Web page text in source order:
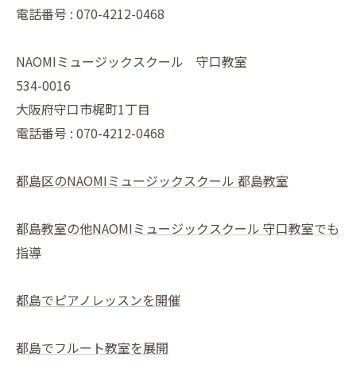
電話番号 : 070-4212-0468
NAOMIミュージックスクール 守口教室
534-0016
大阪府守口市梶町1丁目
電話番号 : 070-4212-0468
都島区のNAOMIミュージックスクール 都島教室
都島教室の他NAOMIミュージックスクール 守口教室でも
指導
都島でピアノレッスンを開催
都島でフルート教室を展開